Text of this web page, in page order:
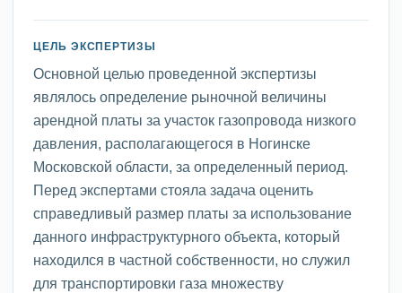
ЦЕЛЬ ЭКСПЕРТИЗЫ
Основной целью проведенной экспертизы
являлось определение рыночной величины
арендной платы за участок газопровода низкого
давления, располагающегося в Ногинске
Московской области, за определенный период.
Перед экспертами стояла задача оценить
справедливый размер платы за использование
данного инфраструктурного объекта, который
находился в частной собственности, но служил
для транспортировки газа множеству